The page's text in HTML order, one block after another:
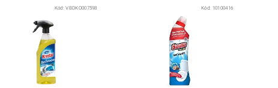
Kód:VBDKO007598 Kód: 10100416